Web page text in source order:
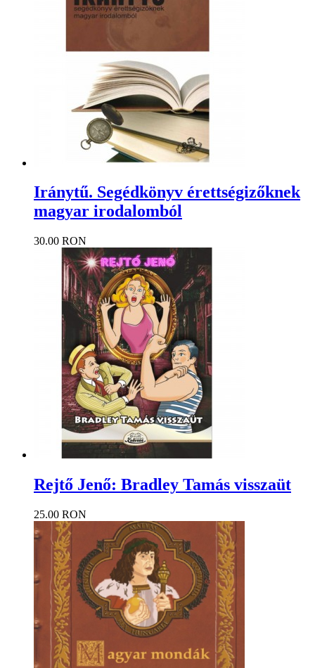
Iránytű. Segédkönyv érettségizőknek
magyar irodalomból
30.00 RON
Rejtő Jenő: Bradley Tamás visszaüt
25.00 RON